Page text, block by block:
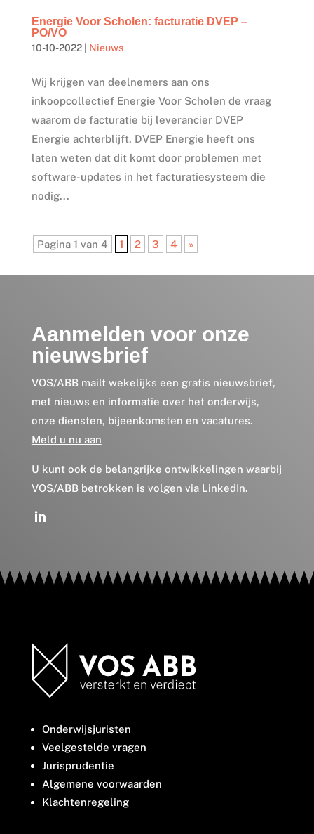
Energie Voor Scholen: facturatie DVEP –
PO/VO
10-10-2022| Nieuws
Wij krijgen van deelnemers aan ons
inkoopcollectief Energie Voor Scholen de vraag
waarom de facturatie bij leverancier DVEP
Energie achterblijft. DVEP Energie heeft ons
laten weten dat dit komt door problemen met
software-updates in het facturatiesysteem die
nodig...
Pagina 1 van 4 1 2 3 4 »
Aanmelden voor onze
nieuwsbrief
VOS/ABB mailt wekelijks een gratis nieuwsbrief,
met nieuws en informatie over het onderwijs,
onze diensten, bijeenkomsten en vacatures.
Meld u nu aan
U kunt ook de belangrijke ontwikkelingen waarbij
VOS/ABB betrokken is volgen via LinkedIn.
Onderwijsjuristen
Veelgestelde vragen
Jurisprudentie
Algemene voorwaarden
Klachtenregeling